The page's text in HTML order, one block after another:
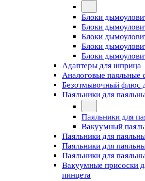
Блоки
Блоки
Блоки
Блоки
Блоки
Адаптеры для шприца
Аналоговые паяльные
Безотмывочный флюс
Паяльники для
Паяльники для
Вакуумный
Паяльники для
Паяльники для
Паяльники для
Вакуумные присоски
пинцета